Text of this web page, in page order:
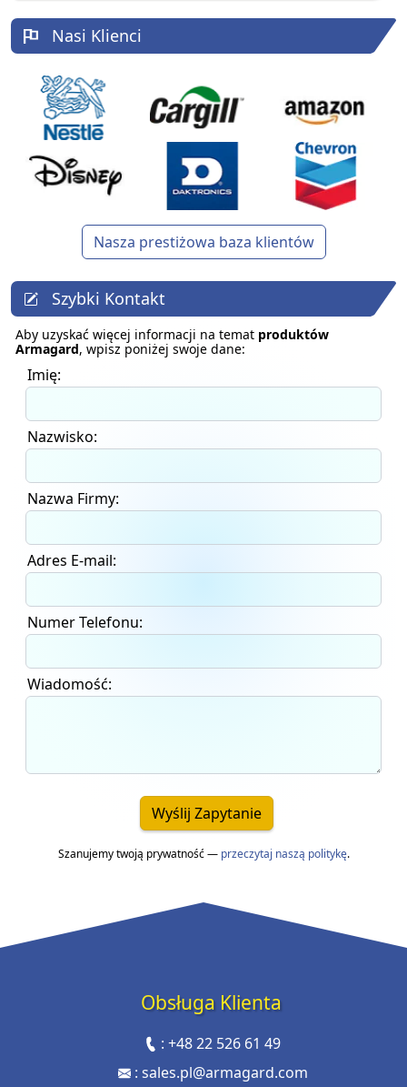
Nasi Klienci
Nasza prestiżowa baza klientów
Szybki Kontakt
Aby uzyskać więcej informacji na temat produktów
Armagard, wpisz poniżej swoje dane:
Imię:
Nazwisko:
Nazwa Firmy:
Adres E-mail:
Numer Telefonu:
Wiadomość:
Wyślij Zapytanie
Szanujemy twoją prywatność — przeczytaj naszą politykę.
Obsługa Klienta
:+48 22 526 61 49
: sales.pl@armagard.com